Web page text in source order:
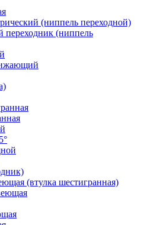
(ниппель переходной)
переходник (ниппель
(втулка шестигранная)